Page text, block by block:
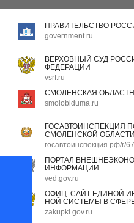
ПРАВИТЕЛЬСТВО
government.ru
ВЕРХОВНЫЙ СУД
ФЕДЕРАЦИИ
vsrf.ru
СМОЛЕНСКАЯ
smoloblduma.ru
ГОСАВТОИНСПЕКЦИЯ
СМОЛЕНСКОЙ ОБЛАСТИ
госавтоинспекция.рф/r/67
ПОРТАЛ
ИНФОРМАЦИИ
ved.gov.ru
ОФИЦ. САЙТ ЕДИНОЙ
НОЙ СИСТЕМЫ В
zakupki.gov.ru